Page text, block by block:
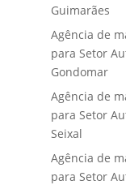
Guimarães
Agência de
para Setor
Gondomar
Agência de
para Setor
Seixal
Agência de
para Setor